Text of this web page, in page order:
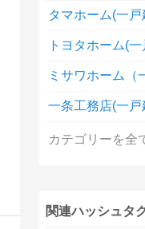
タマホーム(一戸
トヨタホーム(
ミサワホーム（
一条工務店(一戸
カテゴリーを全
関連ハッシュタ